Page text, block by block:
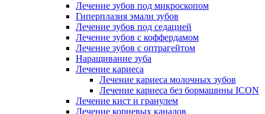
Лечение зубов под микроскопом
Гиперплазия эмали зубов
Лечение зубов под седацией
Лечение зубов с коффердамом
Лечение зубов с оптрагейтом
Наращивание зуба
Лечение кариеса
Лечение кариеса молочных зубов
Лечение кариеса без бормашины ICON
Лечение кист и гранулем
Лечение корневых каналов